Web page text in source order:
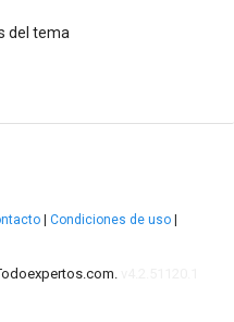
del tema
| Condiciones de uso |